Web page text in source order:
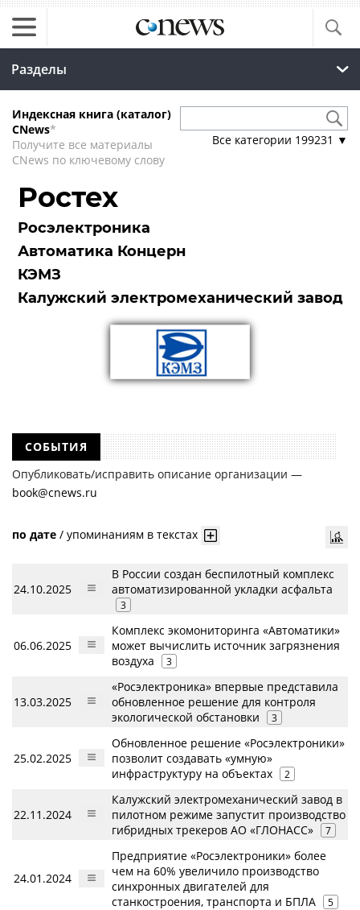
Разделы
Индексная книга (каталог)
CNews*
Получите все материалы
CNews по ключевому слову
Все категории 199231 ▼
Ростех
Росэлектроника
Автоматика Концерн
КЭМЗ
Калужский электромеханический завод
СОБЫТИЯ
Опубликовать/исправить описание организации —
book@cnews.ru
по дате / упоминаниям в текстах
24.10.2025
В России создан беспилотный комплекс
автоматизированной укладки асфальта
3
06.06.2025
Комплекс экомониторинга «Автоматики»
может вычислить источник загрязнения
воздуха
3
13.03.2025
«Росэлектроника» впервые представила
обновленное решение для контроля
экологической обстановки
3
25.02.2025
Обновленное решение «Росэлектроники»
позволит создавать «умную»
инфраструктуру на объектах
2
22.11.2024
Калужский электромеханический завод в
пилотном режиме запустит производство
гибридных трекеров АО «ГЛОНАСС»
7
24.01.2024
Предприятие «Росэлектроники» более
чем на 60% увеличило производство
синхронных двигателей для
станкостроения, транспорта и БПЛА
5